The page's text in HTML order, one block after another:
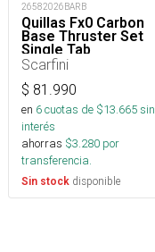
26582026BARB
Quillas Fx0 Carbon
Base Thruster Set
Single Tab
Scarfini
$ 81.990
en 6cuotas de $13.665sin
interés
ahorras $3.280 por
transferencia.
Sin stock disponible